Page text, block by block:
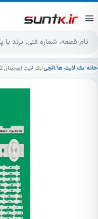
جست‌وجوی محصولات
خانه/بک لایت ها/الجی/بک لایت اورجینال 42اینچ ال جی مدل 42LN